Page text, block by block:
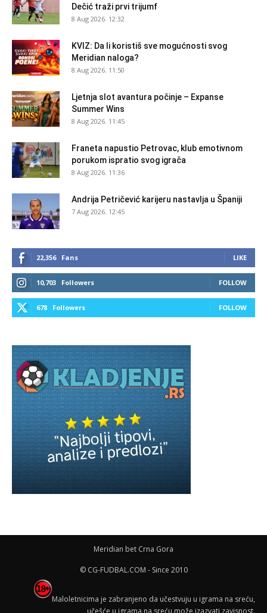
Dečić traži prvi trijumf
8 Aug 2026. 12:32
KVIZ: Da li koristiš sve mogućnosti svog
Meridian naloga?
8 Aug 2026. 11:50
Ljetnja slot avantura počinje – Expanse
Summer Wins
8 Aug 2026. 11:45
Franeta napustio Petrovac, klub emotivnom
porukom ispratio svog igrača
8 Aug 2026. 11:36
Andrija Petričević karijeru nastavlja u Španiji
7 Aug 2026. 12:45
22,356 Fans LIKE
10,703 Followers FOLLOW
678 Followers FOLLOW
Meridian bet Crna Gora
© CG-FUDBAL.COM - Since 2010
Maloletnicima je zabranjeno da učestvuju u igrama na sreću,
učešće u igrama na sreću može izazvati zavisnost.